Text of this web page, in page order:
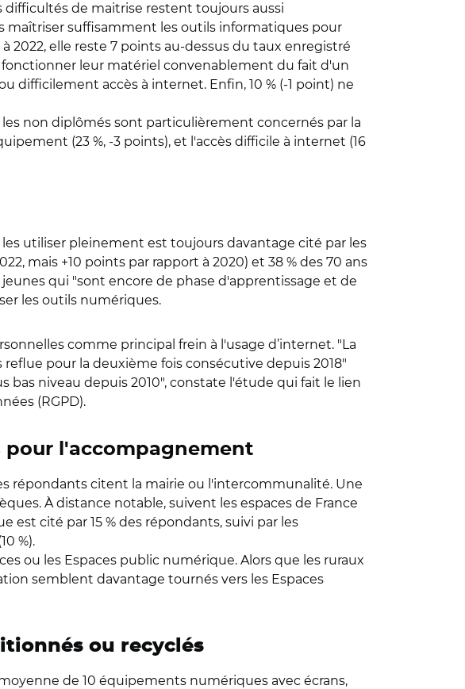
difficultés de maitrise restent toujours aussi
maîtriser suffisamment les outils informatiques pour
elle reste 7 points au-dessus du taux enregistré
fonctionner leur matériel convenablement du fait d'un
difficilement accès à internet. Enfin, 10 % (-1 point) ne
non diplômés sont particulièrement concernés par la
(23 %, -3 points), et l'accès difficile à internet (16
utiliser pleinement est toujours davantage cité par les
mais +10 points par rapport à 2020) et 38 % des 70 ans
qui "sont encore de phase d'apprentissage et de
les outils numériques.
comme principal frein à l'usage d’internet. "La
pour la deuxième fois consécutive depuis 2018"
bas niveau depuis 2010", constate l'étude qui fait le lien
(RGPD).
l'accompagnement
répondants citent la mairie ou l'intercommunalité. Une
À distance notable, suivent les espaces de France
est cité par 15 % des répondants, suivi par les
%).
ou les Espaces public numérique. Alors que les ruraux
semblent davantage tournés vers les Espaces
ou recyclés
de 10 équipements numériques avec écrans,